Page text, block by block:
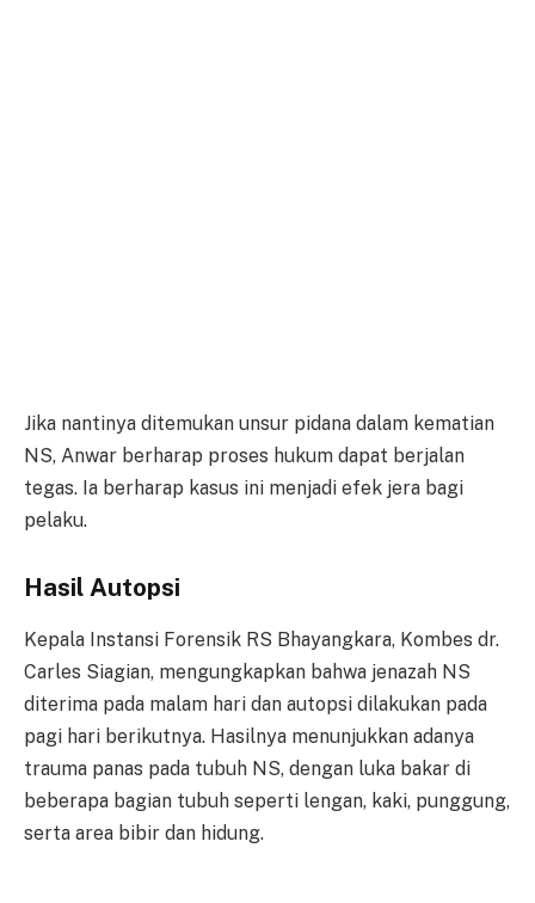
Jika nantinya ditemukan unsur pidana dalam kematian
NS, Anwar berharap proses hukum dapat berjalan
tegas. Ia berharap kasus ini menjadi efek jera bagi
pelaku.
Hasil Autopsi
Kepala Instansi Forensik RS Bhayangkara, Kombes dr.
Carles Siagian, mengungkapkan bahwa jenazah NS
diterima pada malam hari dan autopsi dilakukan pada
pagi hari berikutnya. Hasilnya menunjukkan adanya
trauma panas pada tubuh NS, dengan luka bakar di
beberapa bagian tubuh seperti lengan, kaki, punggung,
serta area bibir dan hidung.